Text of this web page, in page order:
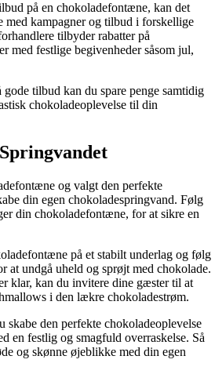
på en chokoladefontæne, kan det
med kampagner og tilbud i forskellige
tilbyder rabatter på
med festlige begivenheder såsom jul,
tilbud kan du spare penge samtidig
chokoladeoplevelse til din
og valgt den perfekte
din egen chokoladespringvand. Følg
din chokoladefontæne, for at sikre en
på et stabilt underlag og følg
at undgå uheld og sprøjt med chokolade.
klar, kan du invitere dine gæster til at
i den lækre chokoladestrøm.
skabe den perfekte chokoladeoplevelse
en festlig og smagfuld overraskelse. Så
og skønne øjeblikke med din egen